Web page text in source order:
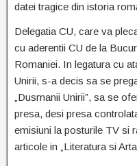
datei tragice din istoria
Delegatia CU, care va
cu aderentii CU de la
Romaniei. In legatura cu
Unirii, s-a decis sa se
„Dusmanii Unirii”, sa se
presa, desi presa
emisiuni la posturile TV si
articole in „Literatura si